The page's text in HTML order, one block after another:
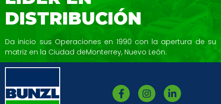
DISTRIBUCIÓN
Da inicio sus Operaciones en 1990 con la apertura de su
matriz en la Ciudad deMonterrey, Nuevo León.